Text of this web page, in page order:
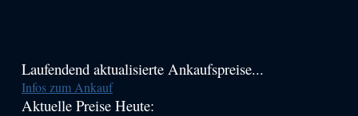
Haupt-
Sidebar
Laufendend aktualisierte Ankaufspreise...
Infos zum Ankauf
Aktuelle Preise Heute: